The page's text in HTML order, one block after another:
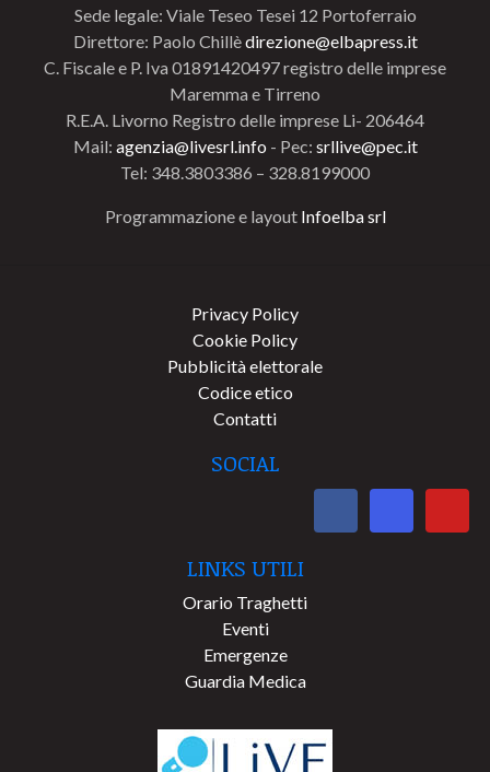
Sede legale: Viale Teseo Tesei 12 Portoferraio
Direttore: Paolo Chillèdirezione@elbapress.it
C. Fiscale e P. Iva 01891420497 registro delle imprese
Maremma e Tirreno
R.E.A. Livorno Registro delle imprese Li- 206464
Mail: agenzia@livesrl.info - Pec: srllive@pec.it
Tel: 348.3803386 – 328.8199000
Programmazione e layout Infoelba srl
Privacy Policy
Cookie Policy
Pubblicità elettorale
Codice etico
Contatti
SOCIAL
LINKS UTILI
Orario Traghetti
Eventi
Emergenze
Guardia Medica